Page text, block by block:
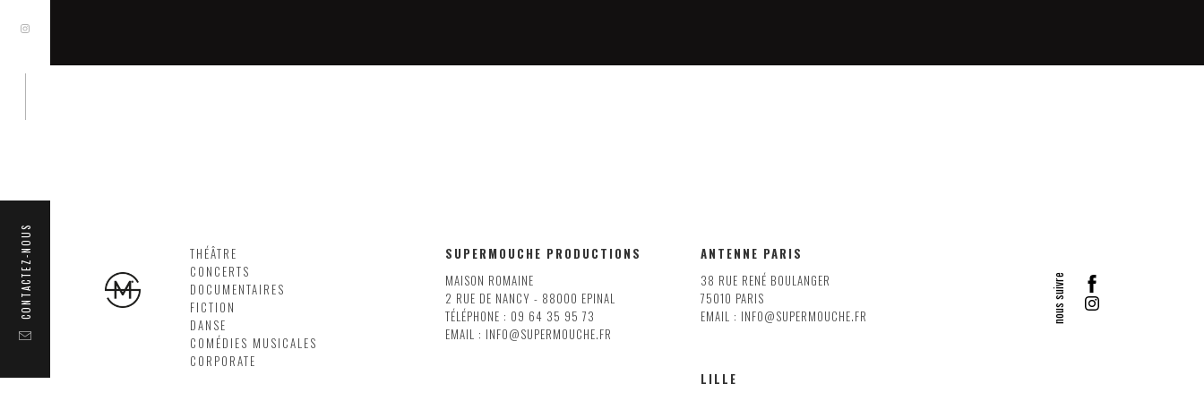
THÉÂTRE
CONCERTS
DOCUMENTAIRES
FICTION
DANSE
COMÉDIES MUSICALES
CORPORATE
SUPERMOUCHE PRODUCTIONS
MAISON ROMAINE
2 RUE DE NANCY - 88000 EPINAL
TÉLÉPHONE : 09 64 35 95 73
EMAIL : INFO@SUPERMOUCHE.FR
ANTENNE PARIS
38 RUE RENÉ BOULANGER
75010 PARIS
EMAIL : INFO@SUPERMOUCHE.FR
LILLE
CONTACTEZ-NOUS